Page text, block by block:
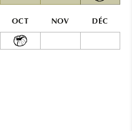
OCT NOV DÉC